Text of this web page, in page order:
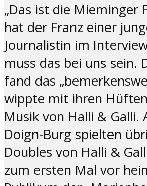
„Das ist die Mieminger
hat der Franz einer
Journalistin im
muss das bei uns sein.
fand das
wippte mit ihren
Musik von Halli & Galli.
Doign-Burg spielten
Doubles von Halli &
zum ersten Mal vor